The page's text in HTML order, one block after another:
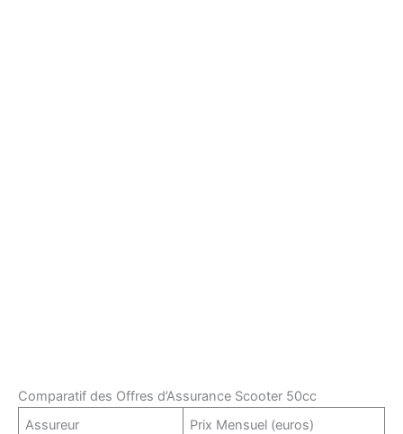
Comparatif des Offres d’Assurance Scooter 50cc
Assureur
Prix Mensuel (euros)